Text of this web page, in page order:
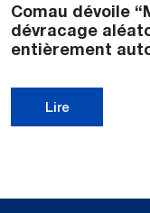
Comau dévoile
dévracage
entièrement
Lire